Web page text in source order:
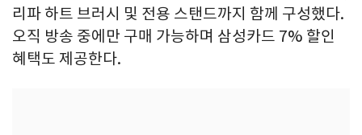
리파 하트 브러시 및 전용 스탠드까지 함께 구성했다.
오직 방송 중에만 구매 가능하며 삼성카드 7% 할인
혜택도 제공한다.